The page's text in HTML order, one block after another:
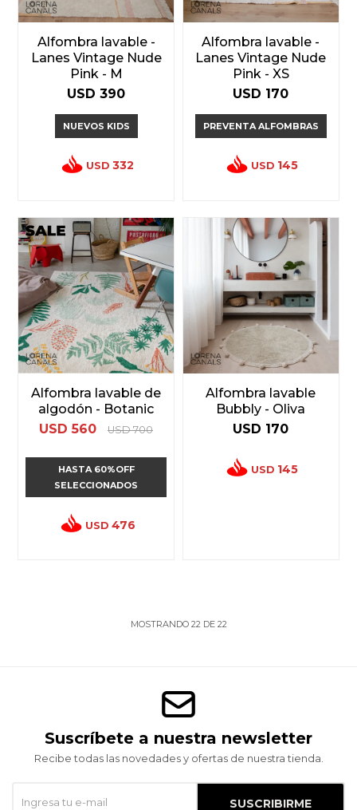
Alfombra lavable -
Lanes Vintage Nude
Pink - M
USD 390
NUEVOS KIDS
USD 332
Alfombra lavable -
Lanes Vintage Nude
Pink - XS
USD 170
PREVENTA ALFOMBRAS
USD 145
Alfombra lavable de
algodón - Botanic
USD 560 USD 700
HASTA 60%OFF
SELECCIONADOS
USD 476
Alfombra lavable
Bubbly - Oliva
USD 170
USD 145
MOSTRANDO 22DE 22
Suscríbete a nuestra newsletter
Recibe todas las novedades y ofertas de nuestra tienda.
SUSCRIBIRME